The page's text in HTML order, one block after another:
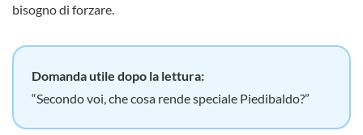
bisogno di forzare.
Domanda utile dopo la lettura:
“Secondo voi, che cosa rende speciale Piedibaldo?”